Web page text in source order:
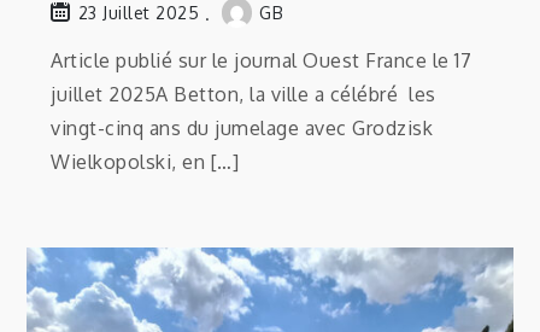
23 Juillet 2025 GB
Article publié sur le journal Ouest France le 17
juillet 2025A Betton, la ville a célébré les
vingt-cinq ans du jumelage avec Grodzisk
Wielkopolski, en […]